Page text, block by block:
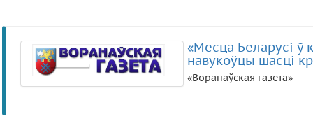
«Месца Беларусі ў
навукоўцы шасці
«Воранаўская газета»